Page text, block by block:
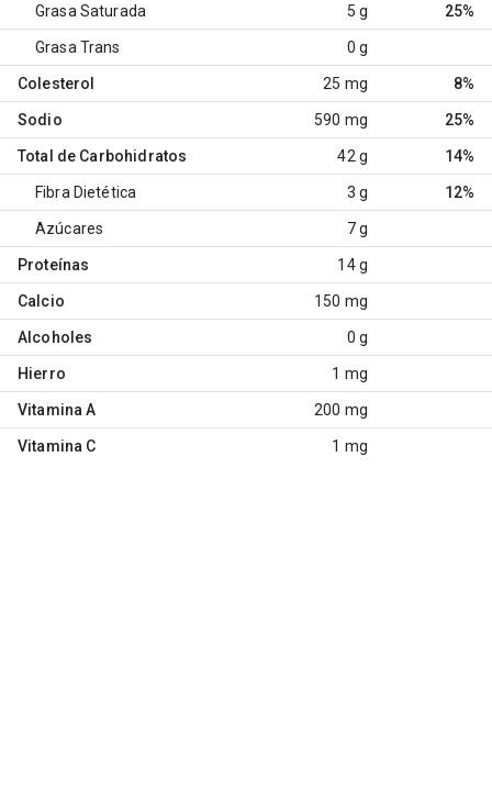
Grasa Saturada 5 g 25%
Grasa Trans 0 g
Colesterol 25 mg 8%
Sodio 590 mg 25%
Total de Carbohidratos 42 g 14%
Fibra Dietética 3 g 12%
Azúcares 7 g
Proteínas 14 g
Calcio 150 mg
Alcoholes 0 g
Hierro 1 mg
Vitamina A 200 mg
Vitamina C 1 mg